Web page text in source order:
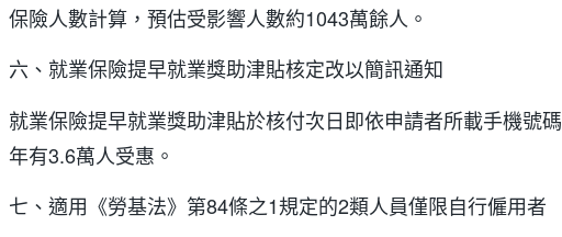
保險人數計算，預估受影響人數約1043萬餘人。
六、就業保險提早就業獎助津貼核定改以簡訊通知
就業保險提早就業獎助津貼於核付次日即依申請者所載手機號
年有3.6萬人受惠。
七、適用《勞基法》第84條之1規定的2類人員僅限自行僱用者